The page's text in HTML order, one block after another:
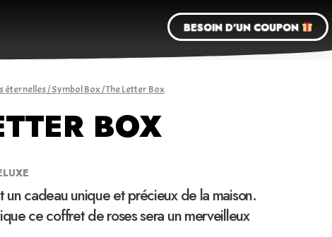
BESOIN D'UN COUPON
éternelles/Symbol Box/ The Letter Box
BOX
un cadeau unique et précieux de la maison.
ce coffret de roses sera un merveilleux